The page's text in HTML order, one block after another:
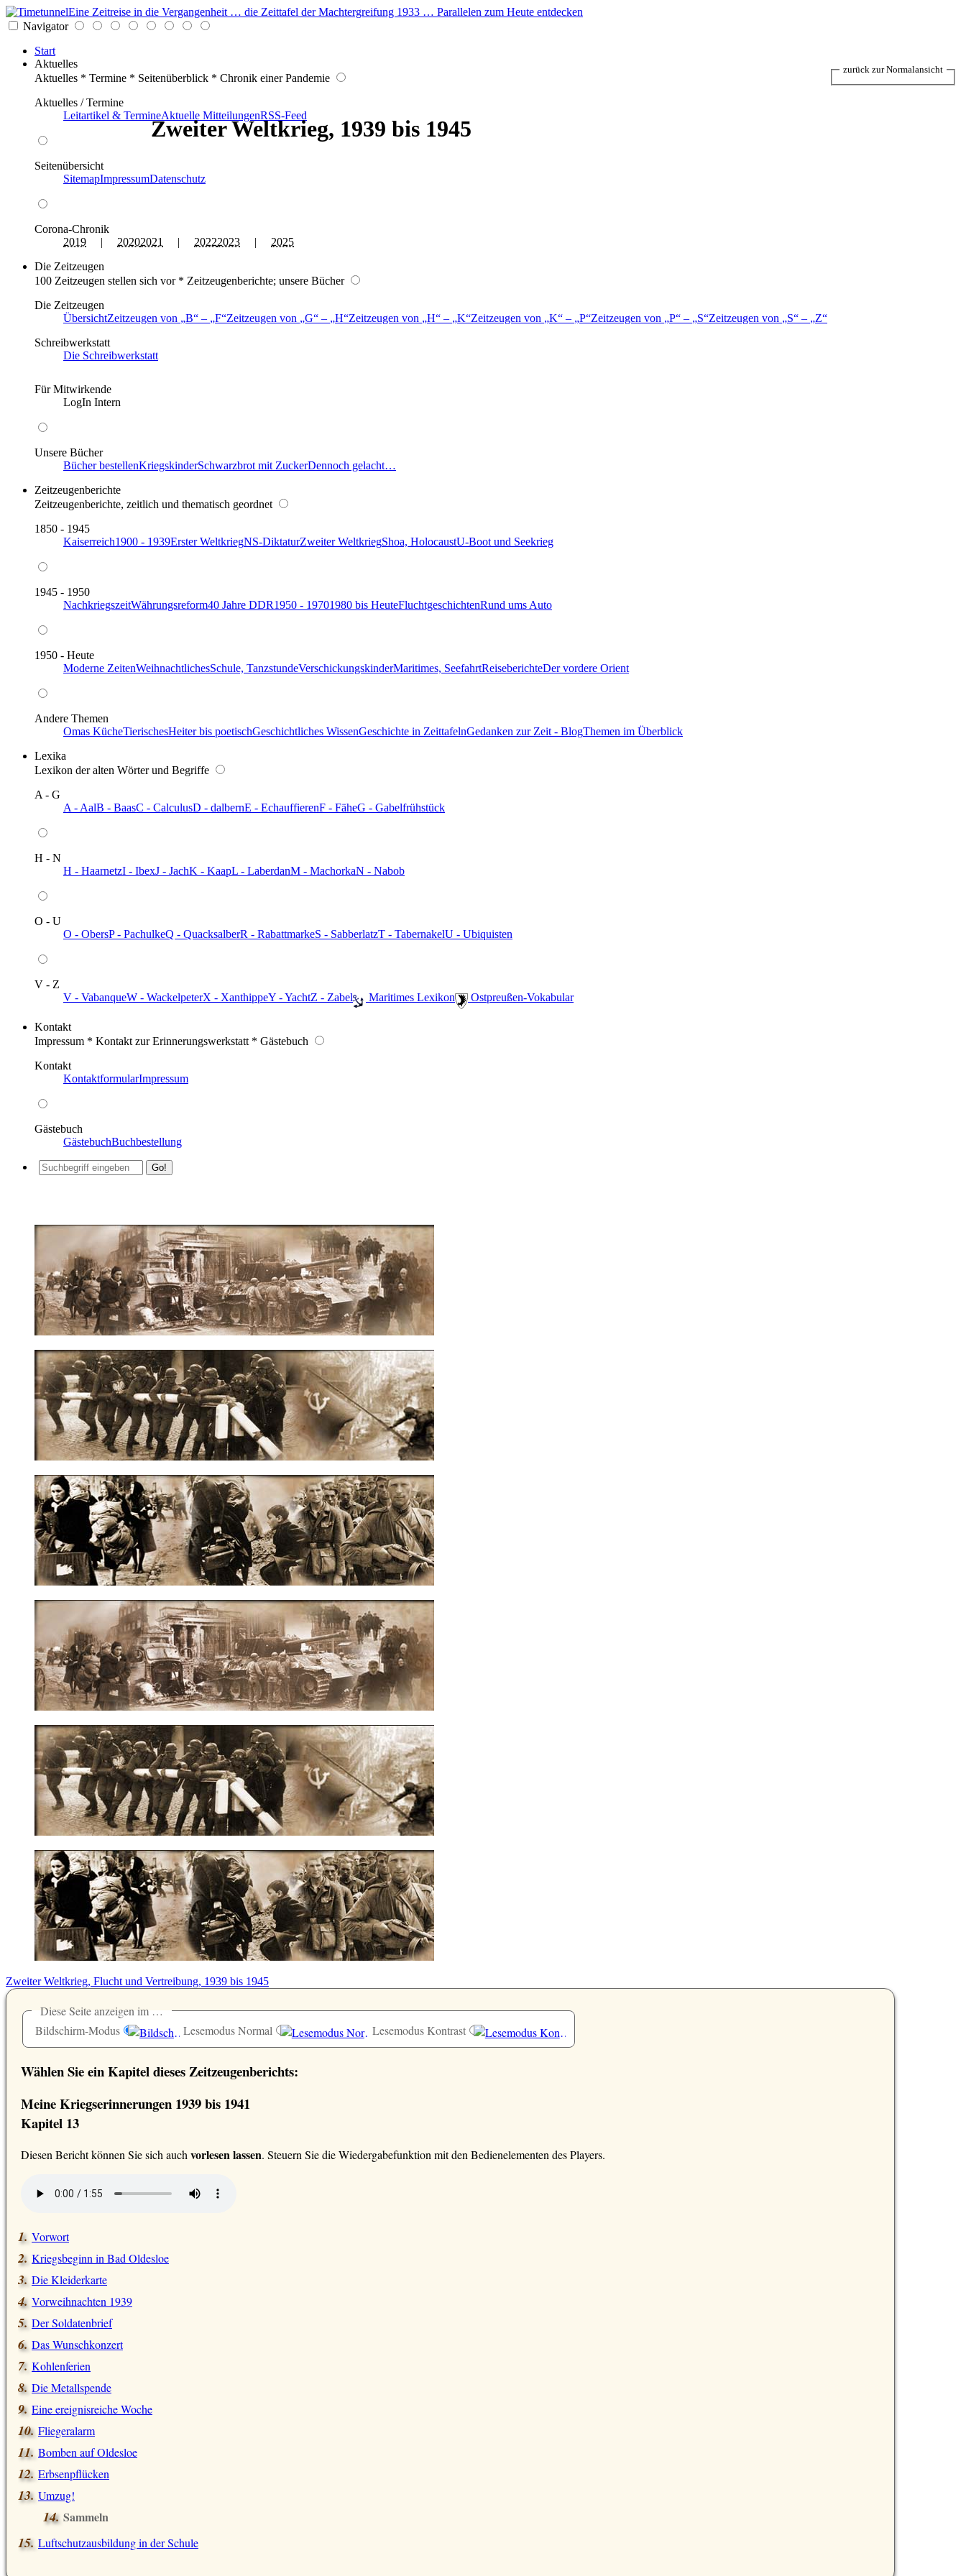
Eine Zeitreise in die Vergangenheit … die Zeittafel der Machtergreifung 1933 … Parallelen zum Heute entdecken
Navigator
Start
Aktuelles
Aktuelles * Termine * Seitenüberblick * Chronik einer Pandemie
Aktuelles / Termine
Leitartikel & TermineAktuelle MitteilungenRSS-Feed
Seitenübersicht
SitemapImpressumDatenschutz
Corona-Chronik
2019 | 20202021 | 20222023 | 2025
Die Zeitzeugen
100 Zeitzeugen stellen sich vor * Zeitzeugenberichte; unsere Bücher
Die Zeitzeugen
ÜbersichtZeitzeugen von B – F Zeitzeugen von G – H Zeitzeugen von H – K Zeitzeugen von K – P Zeitzeugen von P – S Zeitzeugen von S –
Z
Schreibwerkstatt
Die Schreibwerkstatt
Für Mitwirkende
LogIn Intern
Unsere Bücher
Bücher bestellenKriegskinderSchwarzbrot mit ZuckerDennoch gelacht…
Zeitzeugenberichte
Zeitzeugenberichte, zeitlich und thematisch geordnet
1850 - 1945
Kaiserreich1900 - 1939Erster WeltkriegNS-DiktaturZweiter WeltkriegShoa, HolocaustU-Boot und Seekrieg
1945 - 1950
NachkriegszeitWährungsreform40 Jahre DDR1950 - 19701980 bis HeuteFluchtgeschichtenRund ums Auto
1950 - Heute
Moderne ZeitenWeihnachtlichesSchule, TanzstundeVerschickungskinderMaritimes, SeefahrtReiseberichteDer vordere Orient
Andere Themen
Omas KücheTierischesHeiter bis poetischGeschichtliches WissenGeschichte in ZeittafelnGedanken zur Zeit - BlogThemen im Überblick
Lexika
Lexikon der alten Wörter und Begriffe
A - G
A - AalB - BaasC - CalculusD - dalbernE - EchauffierenF - FäheG - Gabelfrühstück
H - N
H - HaarnetzI - IbexJ - JachK - KaapL - LaberdanM - MachorkaN - Nabob
O - U
O - ObersP - PachulkeQ - QuacksalberR - RabattmarkeS - SabberlatzT - TabernakelU - Ubiquisten
V - Z
V - VabanqueW - WackelpeterX - XanthippeY - YachtZ - Zabel ️ Maritimes Lexikon ️ Ostpreußen-Vokabular
Kontakt
Impressum * Kontakt zur Erinnerungswerkstatt * Gästebuch
Kontakt
KontaktformularImpressum
Gästebuch
GästebuchBuchbestellung
Zweiter Weltkrieg, 1939 bis 1945
Zweiter Weltkrieg, Flucht und Vertreibung, 1939 bis 1945
Diese Seite anzeigen im …
Bildschirm-Modus
Lesemodus Normal Lesemodus Kontrast
Wählen Sie ein Kapitel dieses Zeitzeugenberichts:
Meine Kriegserinnerungen 1939 bis 1941
Kapitel 13
Diesen Bericht können Sie sich auch vorlesen lassen. Steuern Sie die Wiedergabefunktion mit den Bedienelementen des Players.
Vorwort
Kriegsbeginn in Bad Oldesloe
Die Kleiderkarte
Vorweihnachten 1939
Der Soldatenbrief
Das Wunschkonzert
Kohlenferien
Die Metallspende
Eine ereignisreiche Woche
Fliegeralarm
Bomben auf Oldesloe
Erbsenpflücken
Umzug!
Sammeln
Luftschutzausbildung in der Schule
zurück zur Normalansicht